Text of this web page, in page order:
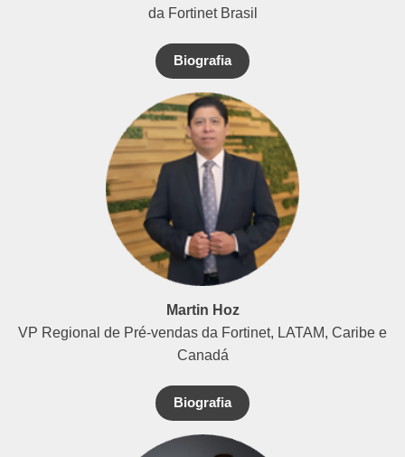
da Fortinet Brasil
Biografia
Martin Hoz
VP Regional de Pré-vendas da Fortinet, LATAM, Caribe e
Canadá
Biografia